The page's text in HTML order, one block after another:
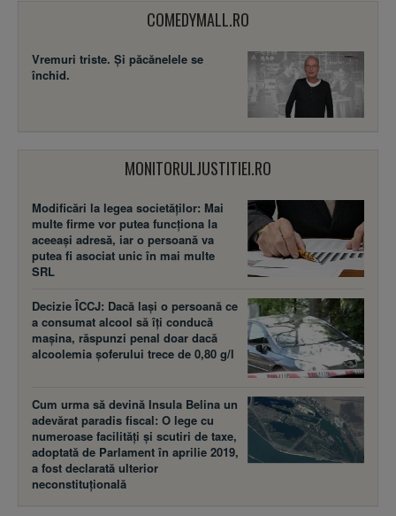
COMEDYMALL.RO
Vremuri triste. Şi păcănelele se
închid.
MONITORULJUSTITIEI.RO
Modificări la legea societăţilor: Mai
multe firme vor putea funcţiona la
aceeaşi adresă, iar o persoană va
putea fi asociat unic în mai multe
SRL
Decizie ÎCCJ: Dacă laşi o persoană ce
a consumat alcool să îţi conducă
maşina, răspunzi penal doar dacă
alcoolemia şoferului trece de 0,80 g/l
Cum urma să devină Insula Belina un
adevărat paradis fiscal: O lege cu
numeroase facilităţi şi scutiri de taxe,
adoptată de Parlament în aprilie 2019,
a fost declarată ulterior
neconstituţională